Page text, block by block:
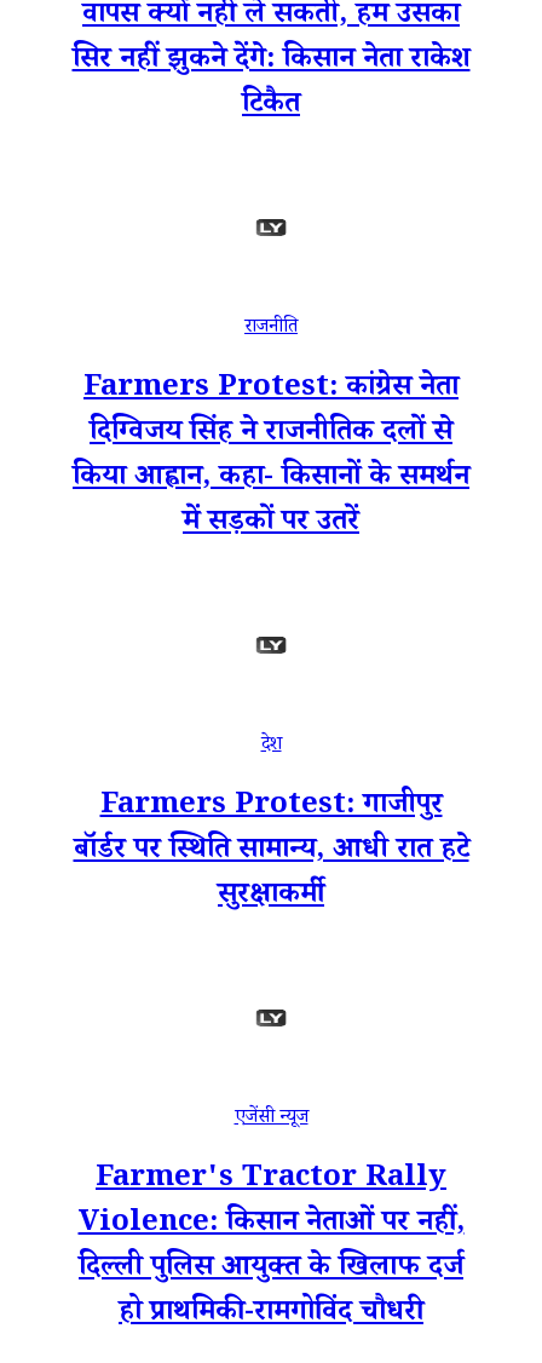
वापस क्यों नहीं ले सकती, हम उसका
सिर नहीं झुकने देंगे: किसान नेता राकेश
टिकैत
राजनीति
Farmers Protest: कांग्रेस नेता
दिग्विजय सिंह ने राजनीतिक दलों से
किया आह्वान, कहा- किसानों के समर्थन
में सड़कों पर उतरें
देश
Farmers Protest: गाजीपुर
बॉर्डर पर स्थिति सामान्य, आधी रात हटे
सुरक्षाकर्मी
एजेंसी न्यूज
Farmer's Tractor Rally
Violence: किसान नेताओं पर नहीं,
दिल्ली पुलिस आयुक्त के खिलाफ दर्ज
हो प्राथमिकी-रामगोविंद चौधरी